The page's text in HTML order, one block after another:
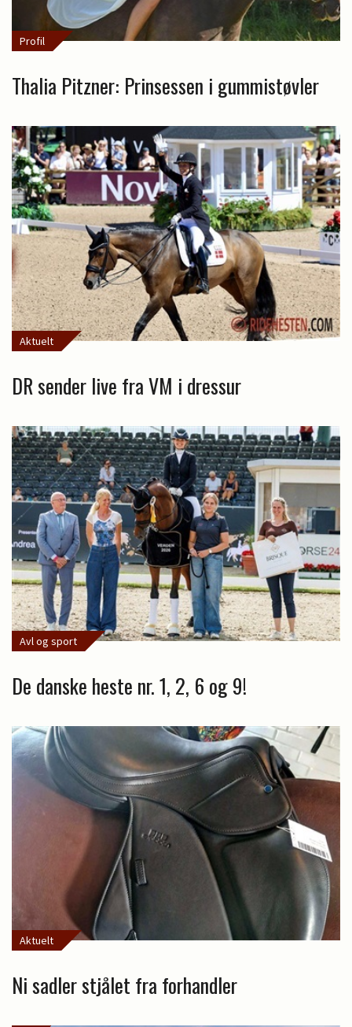
Profil
Thalia Pitzner: Prinsessen i gummistøvler
Aktuelt
DR sender live fra VM i dressur
Avl og sport
De danske heste nr. 1, 2, 6 og 9!
Aktuelt
Ni sadler stjålet fra forhandler